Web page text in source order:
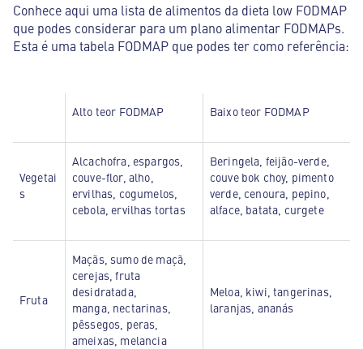
Conhece aqui uma lista de alimentos da dieta low FODMAP
que podes considerar para um plano alimentar FODMAPs.
Esta é uma tabela FODMAP que podes ter como referência:
Alto teor FODMAP Baixo teor FODMAP
Vegetai
s
Alcachofra, espargos,
couve-flor, alho,
ervilhas, cogumelos,
cebola, ervilhas tortas
Beringela, feijão-verde,
couve bok choy, pimento
verde, cenoura, pepino,
alface, batata, curgete
Fruta
Maçãs, sumo de maçã,
cerejas, fruta
desidratada,
manga, nectarinas,
pêssegos, peras,
ameixas, melancia
Meloa, kiwi, tangerinas,
laranjas, ananás